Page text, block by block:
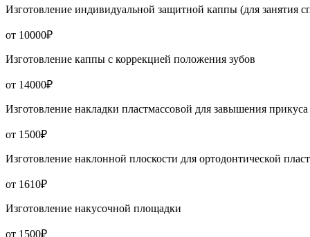
Изготовление индивидуальной защитной каппы (для занятия
от 10000₽
Изготовление каппы с коррекцией положения зубов
от 14000₽
Изготовление накладки пластмассовой для завышения прикуса
от 1500₽
Изготовление наклонной плоскости для ортодонтической
от 1610₽
Изготовление накусочной площадки
от 1500₽